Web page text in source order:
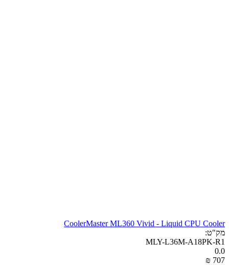
CoolerMaster ML360 Vivid - Liquid CPU Cooler
מק"ט:
MLY-L36M-A18PK-R1
0.0
₪ ‍707‍